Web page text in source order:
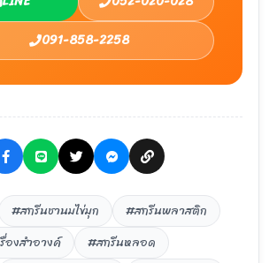
091-858-2258
#สกรีนชานมไข่มุก
#สกรีนพลาสติก
องสำอางค์
#สกรีนหลอด